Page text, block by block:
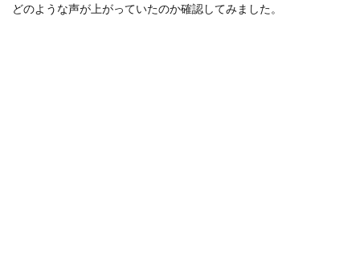
どのような声が上がっていたのか確認してみました。